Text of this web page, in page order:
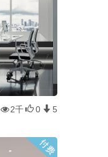
2千 0 5